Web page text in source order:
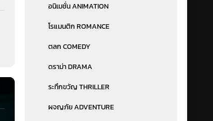
อนิเมชั่น ANIMATION
โรแมนติก ROMANCE
ตลก COMEDY
ดราม่า DRAMA
ระทึกขวัญ THRILLER
ผจญภัย ADVENTURE